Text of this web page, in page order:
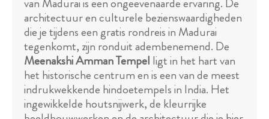
architectuur en culturele bezienswaardigheden
die je tijdens een gratis rondreis in Madurai
tegenkomt, zijn ronduit adembenemend. De
Meenakshi Amman Tempel ligt in het hart van
het historische centrum en is een van de meest
indrukwekkende hindoetempels in India. Het
ingewikkelde houtsnijwerk, de kleurrijke